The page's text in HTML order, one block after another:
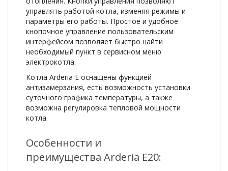
управлять работой котла, изменяя режимы и
параметры его работы. Простое и удобное
кнопочное управление пользовательским
интерфейсом позволяет быстро найти
необходимый пункт в сервисном меню
электрокотла.
Котла Arderia E оснащены функцией
антизамерзания, есть возможность установки
суточного графика температуры, а также
возможна регулировка тепловой мощности
котла.
Особенности и
преимущества Arderia E20: